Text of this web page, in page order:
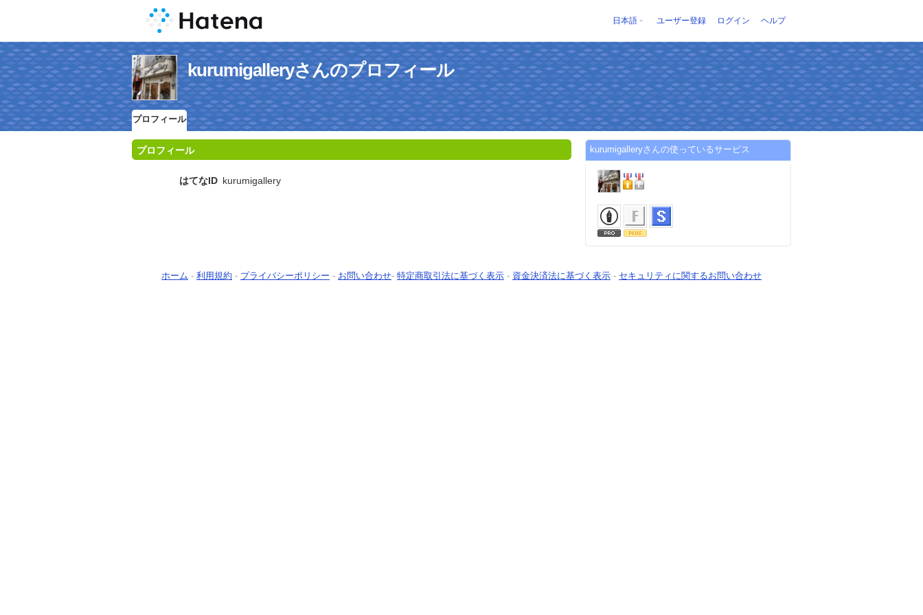
日本語 ユーザー登録 ログイン ヘルプ
kurumigalleryさんのプロフィール
プロフィール
プロフィール
はてなID kurumigallery
kurumigalleryさんの使っているサービス
ホーム - 利用規約 - プライバシーポリシー - お問い合わせ- 特定商取引法に基づく表示 - 資金決済法に基づく表示 - セキュリティに関するお問い合わせ